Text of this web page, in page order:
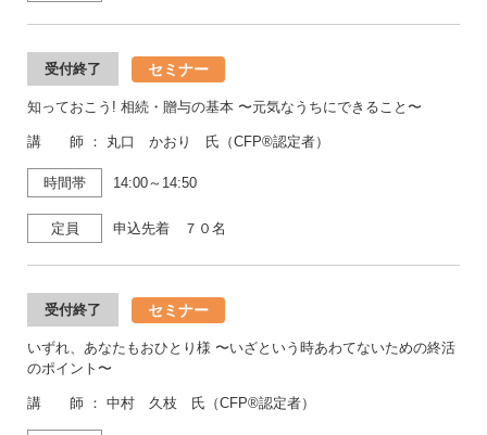
受付終了 セミナー
知っておこう! 相続・贈与の基本 〜元気なうちにできること〜
講 師 ： 丸口 かおり 氏（CFP®認定者）
時間帯 14:00～14:50
定員 申込先着 ７０名
受付終了 セミナー
いずれ、あなたもおひとり様 〜いざという時あわてないための終活
のポイント〜
講 師 ： 中村 久枝 氏（CFP®認定者）